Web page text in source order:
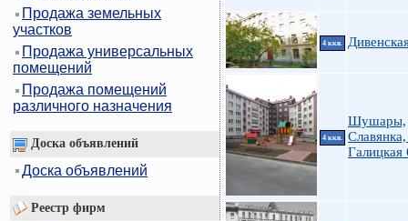
Продажа земельных
участков
Продажа универсальных
помещений
Продажа помещений
различного назначения
Доска объявлений
Доска объявлений
Реестр фирм
4 ккв.
4 ккв.
Шушары,
Галицкая